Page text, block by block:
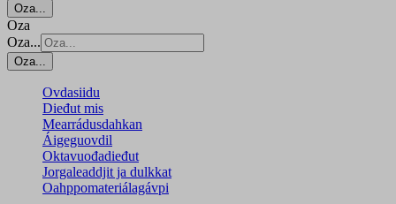
Oza...
Oza
Oza...
Oza...
Ovdasiidu
Dieđut mis
Mearrádusdahkan
Áigeguovdil
Oktavuođadieđut
Jorgaleaddjit ja dulkkat
Oahppomateriálagávpi